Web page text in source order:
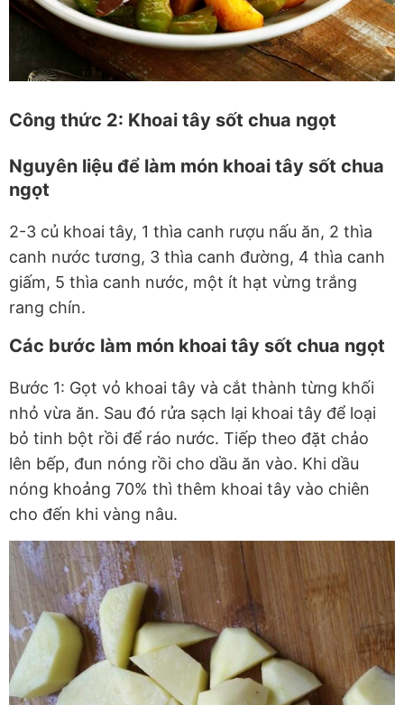
Công thức 2: Khoai tây sốt chua ngọt
Nguyên liệu để làm món khoai tây sốt chua
ngọt
2-3 củ khoai tây, 1 thìa canh rượu nấu ăn, 2 thìa
canh nước tương, 3 thìa canh đường, 4 thìa canh
giấm, 5 thìa canh nước, một ít hạt vừng trắng
rang chín.
Các bước làm món khoai tây sốt chua ngọt
Bước 1: Gọt vỏ khoai tây và cắt thành từng khối
nhỏ vừa ăn. Sau đó rửa sạch lại khoai tây để loại
bỏ tinh bột rồi để ráo nước. Tiếp theo đặt chảo
lên bếp, đun nóng rồi cho dầu ăn vào. Khi dầu
nóng khoảng 70% thì thêm khoai tây vào chiên
cho đến khi vàng nâu.